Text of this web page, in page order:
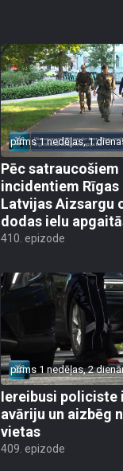
pirms 1 nedēļas, 1
Pēc satraucošiem
incidentiem Rīgas
Latvijas Aizsargu
dodas ielu
410. epizode
pirms 1 nedēļas, 2
Iereibusi policiste
avāriju un aizbēg
vietas
409. epizode